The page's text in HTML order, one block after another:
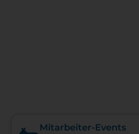
Mitarbeiter-Events